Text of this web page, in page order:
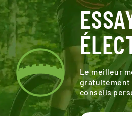
Le meilleur
gratuitement
conseils